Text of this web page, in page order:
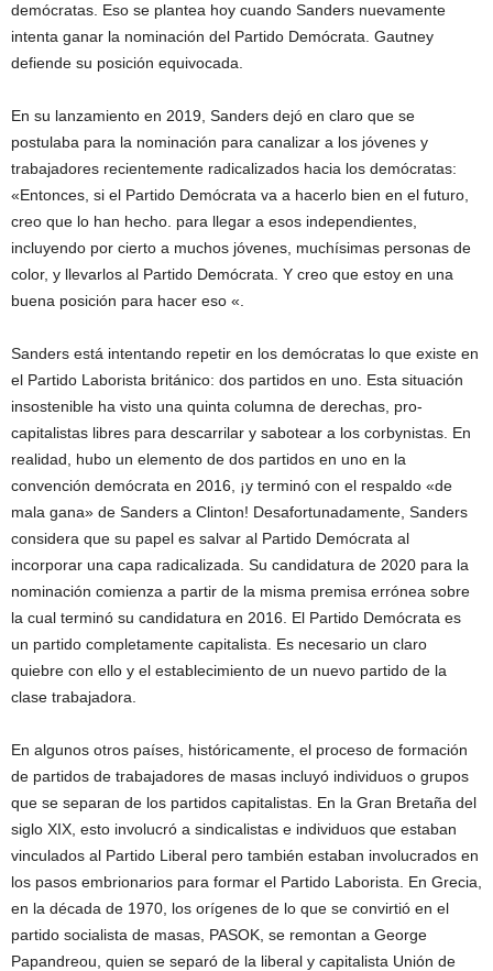
demócratas. Eso se plantea hoy cuando Sanders nuevamente
intenta ganar la nominación del Partido Demócrata. Gautney
defiende su posición equivocada.
En su lanzamiento en 2019, Sanders dejó en claro que se
postulaba para la nominación para canalizar a los jóvenes y
trabajadores recientemente radicalizados hacia los demócratas:
«Entonces, si el Partido Demócrata va a hacerlo bien en el futuro,
creo que lo han hecho. para llegar a esos independientes,
incluyendo por cierto a muchos jóvenes, muchísimas personas de
color, y llevarlos al Partido Demócrata. Y creo que estoy en una
buena posición para hacer eso «.
Sanders está intentando repetir en los demócratas lo que existe en
el Partido Laborista británico: dos partidos en uno. Esta situación
insostenible ha visto una quinta columna de derechas, pro-
capitalistas libres para descarrilar y sabotear a los corbynistas. En
realidad, hubo un elemento de dos partidos en uno en la
convención demócrata en 2016, ¡y terminó con el respaldo «de
mala gana» de Sanders a Clinton! Desafortunadamente, Sanders
considera que su papel es salvar al Partido Demócrata al
incorporar una capa radicalizada. Su candidatura de 2020 para la
nominación comienza a partir de la misma premisa errónea sobre
la cual terminó su candidatura en 2016. El Partido Demócrata es
un partido completamente capitalista. Es necesario un claro
quiebre con ello y el establecimiento de un nuevo partido de la
clase trabajadora.
En algunos otros países, históricamente, el proceso de formación
de partidos de trabajadores de masas incluyó individuos o grupos
que se separan de los partidos capitalistas. En la Gran Bretaña del
siglo XIX, esto involucró a sindicalistas e individuos que estaban
vinculados al Partido Liberal pero también estaban involucrados en
los pasos embrionarios para formar el Partido Laborista. En Grecia,
en la década de 1970, los orígenes de lo que se convirtió en el
partido socialista de masas, PASOK, se remontan a George
Papandreou, quien se separó de la liberal y capitalista Unión de